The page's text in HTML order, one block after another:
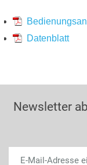
Datenblatt
Newsletter